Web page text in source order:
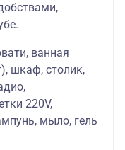
ванная
шкаф, столик,
220V,
мыло, гель